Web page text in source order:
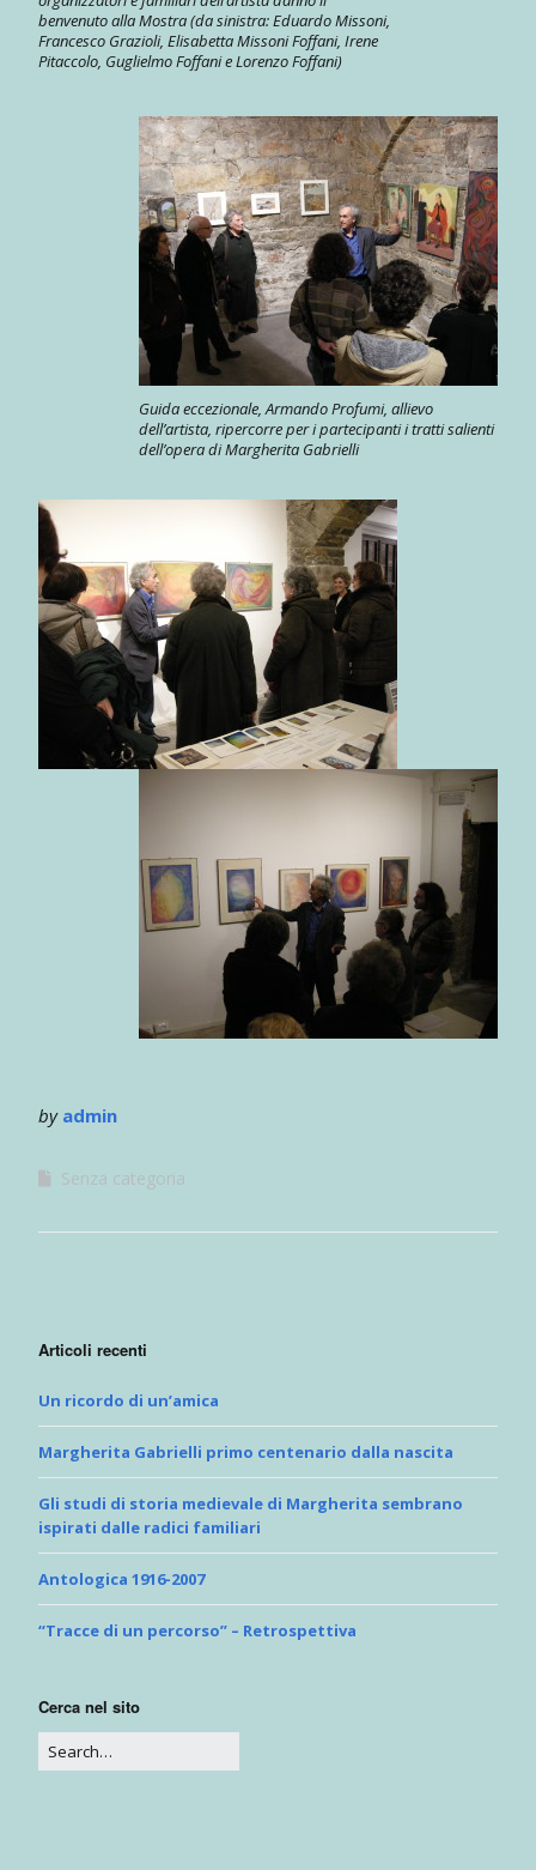
benvenuto alla Mostra (da sinistra: Eduardo Missoni,
Francesco Grazioli, Elisabetta Missoni Foffani, Irene
Pitaccolo, Guglielmo Foffani e Lorenzo Foffani)
Guida eccezionale, Armando Profumi, allievo
dell’artista, ripercorre per i partecipanti i tratti salienti
dell’opera di Margherita Gabrielli
by admin
Senza categoria
Articoli recenti
Un ricordo di un’amica
Margherita Gabrielli primo centenario dalla nascita
Gli studi di storia medievale di Margherita sembrano
ispirati dalle radici familiari
Antologica 1916-2007
“Tracce di un percorso” – Retrospettiva
Cerca nel sito